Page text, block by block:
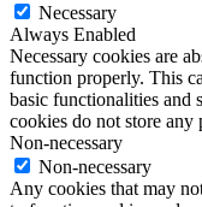
Necessary
Always Enabled
Necessary cookies are
function properly. This
basic functionalities and
cookies do not store any
Non-necessary
Non-necessary
Any cookies that may